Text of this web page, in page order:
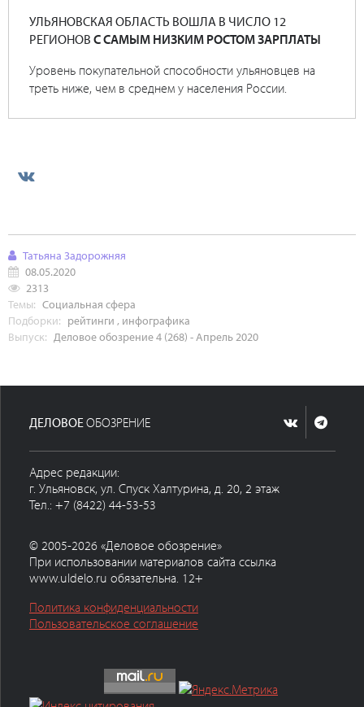
УЛЬЯНОВСКАЯ ОБЛАСТЬ ВОШЛА В ЧИСЛО 12
РЕГИОНОВ С САМЫМ НИЗКИМ РОСТОМ ЗАРПЛАТЫ
Уровень покупательной способности ульяновцев на
треть ниже, чем в среднем у населения России.
Татьяна Задорожняя
08.05.2020
2313
Темы: Социальная сфера
Подборки: рейтинги , инфографика
Выпуск: Деловое обозрение 4 (268) - Апрель 2020
ДЕЛОВОЕОБОЗРЕНИЕ
Адрес редакции:
г. Ульяновск, ул. Спуск Халтурина, д. 20, 2 этаж
Тел.: +7 (8422) 44-53-53
© 2005-2026 «Деловое обозрение»
При использовании материалов сайта ссылка
www.uldelo.ru обязательна. 12+
Политика конфиденциальности
Пользовательское соглашение